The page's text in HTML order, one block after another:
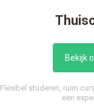
Bekijk
Flexibel studeren, ruim
een